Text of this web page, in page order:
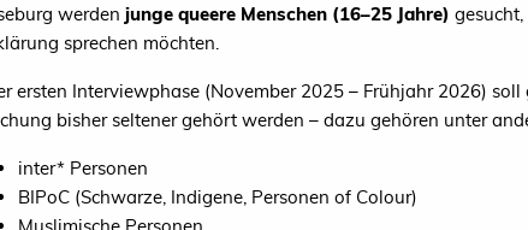
werden junge queere Menschen (16–25 Jahre)
sprechen möchten.
ersten Interviewphase (November 2025 – Frühjahr 2026)
bisher seltener gehört werden – dazu gehören unter
inter* Personen
BIPoC (Schwarze, Indigene, Personen of Colour)